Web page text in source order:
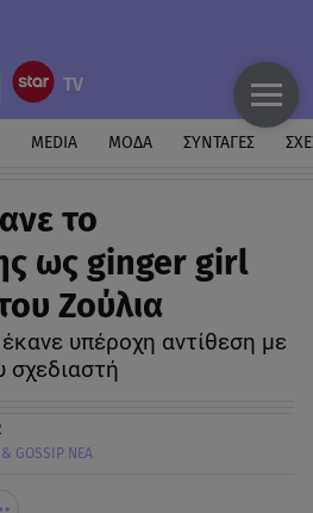
MEDIA ΜΟΔΑ ΣΥΝΤΑΓΕΣ
το
ως ginger girl
Ζούλια
υπέροχη αντίθεση με
σχεδιαστή
& GOSSIP ΝΕΑ